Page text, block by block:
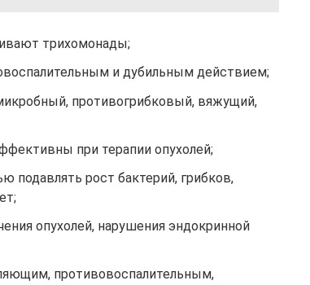
трихомонады;
и дубильным действием;
противогрибковый, вяжущий,
при терапии опухолей;
подавлять рост бактерий, грибков,
опухолей, нарушения эндокринной
противовоспалительным,